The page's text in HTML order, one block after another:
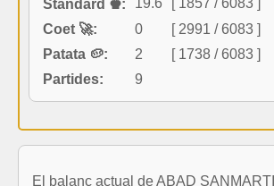
Standard ♚:
Coet 🚀:
0
[ 2991 / 6083 ]
Patata 🥔:
2
[ 1738 / 6083 ]
Partides:
9
El balanç actual de ABAD